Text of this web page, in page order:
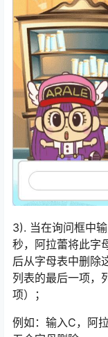
3). 当在询问框中
秒，阿拉蕾将此字
后从字母表中删除
列表的最后一项，
项）；
例如：输入C，阿